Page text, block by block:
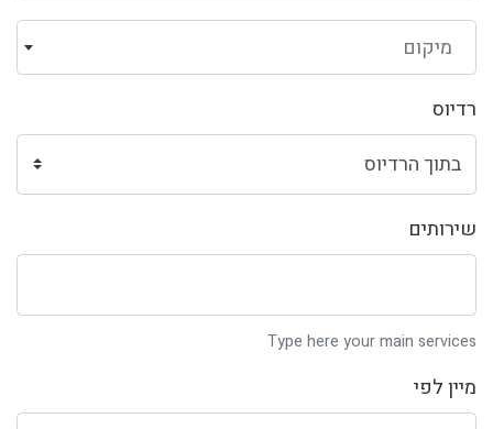
מיקום
רדיוס
שירותים
Type here your main services
מיין לפי